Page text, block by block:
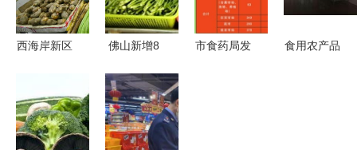
质与商机的
完美结合
的长效防线
西海岸新区
省规范 农
贸市场,快
来看是哪两
佛山新增8
产基地，这
个秋天邀你
来玩！
市食药局发
食用农产品